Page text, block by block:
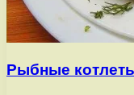
Рыбные